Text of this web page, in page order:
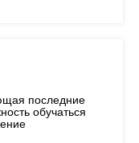
последние
обучаться